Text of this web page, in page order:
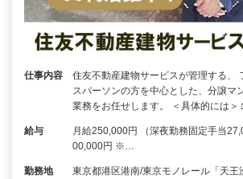
仕事内容
住友不動産建物サービスが管理する、
スパーソンの方を中心とした、分譲マ
業務をお任せします。 ＜具体的には＞
給与
月給250,000円 （深夜勤務固定手当
00,000円 ※…
勤務地
東京都港区港南/東京モノレール「天王